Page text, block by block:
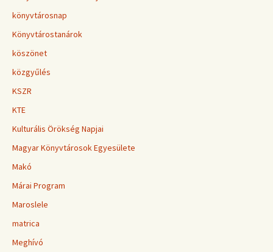
könyvtárosnap
Könyvtárostanárok
köszönet
közgyűlés
KSZR
KTE
Kulturális Örökség Napjai
Magyar Könyvtárosok Egyesülete
Makó
Márai Program
Maroslele
matrica
Meghívó